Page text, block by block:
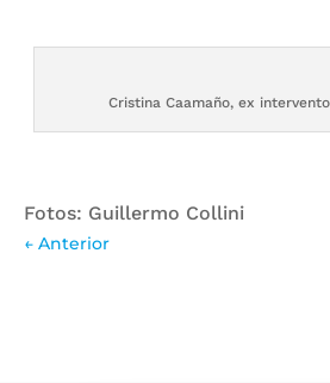
Cristina Caamaño, ex
Fotos: Guillermo Collini
← Anterior